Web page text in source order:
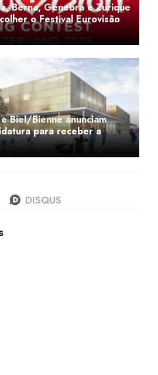
Berna, Genebra e Zurique
o Festival Eurovisão
Biel/Bienne anunciam
para receber a